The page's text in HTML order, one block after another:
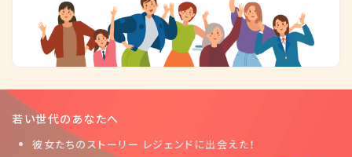
若い世代のあなたへ
彼女たちのストーリー レジェンドに出会えた！